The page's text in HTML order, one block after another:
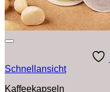
Schnellansicht
Kaffeekapseln